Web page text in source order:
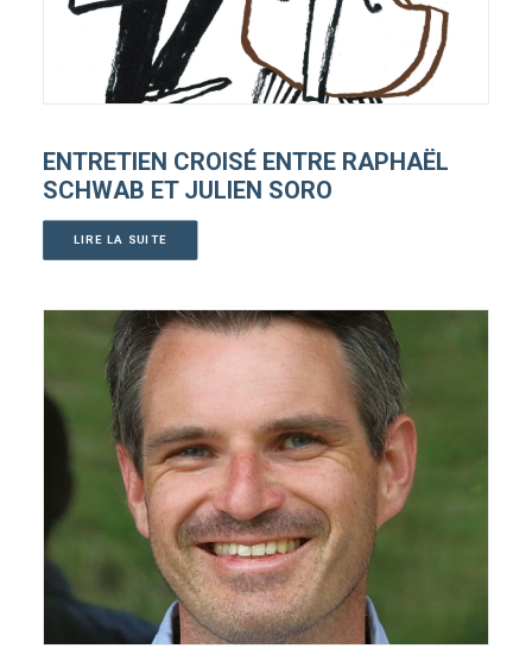
ENTRETIEN CROISÉ ENTRE RAPHAËL
SCHWAB ET JULIEN SORO
LIRE LA SUITE